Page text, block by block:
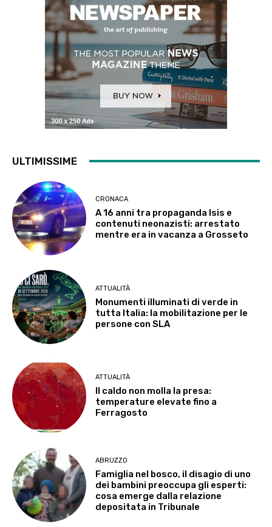
ULTIMISSIME
CRONACA
A 16 anni tra propaganda Isis e
contenuti neonazisti: arrestato
mentre era in vacanza a Grosseto
ATTUALITÀ
Monumenti illuminati di verde in
tutta Italia: la mobilitazione per le
persone con SLA
ATTUALITÀ
Il caldo non molla la presa:
temperature elevate fino a
Ferragosto
ABRUZZO
Famiglia nel bosco, il disagio di uno
dei bambini preoccupa gli esperti:
cosa emerge dalla relazione
depositata in Tribunale